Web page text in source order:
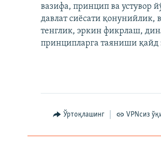
вазифа, принцип ва устувор
давлат сиёсати
тенглик, эркин фикрлаш,
принципларга таяниши қайд
Ўртоқлашинг VPNсиз